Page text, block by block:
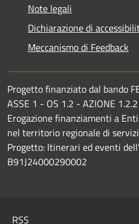
Note legali
Dichiarazione di
Meccanismo di Feedback
Progetto finanziato dal bando
ASSE 1 - OS 1.2 - AZIONE
Erogazione finanziamenti a
nel territorio regionale di
Progetto: Itinerari ed eventi
B91J24000290002
RSS